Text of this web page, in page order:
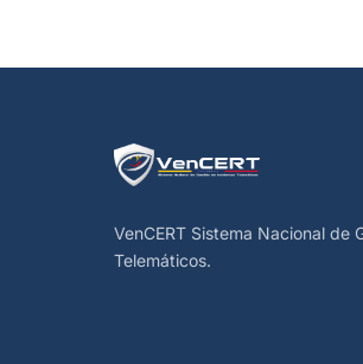
VenCERT Sistema Nacional de
Telemáticos.